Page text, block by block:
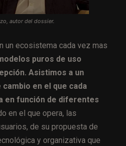
autor del dossier.
un ecosistema cada vez mas
puros de uso
Asistimos a un
en el que cada
en función de diferentes
en el que opera, las
de su propuesta de
y organizativa que